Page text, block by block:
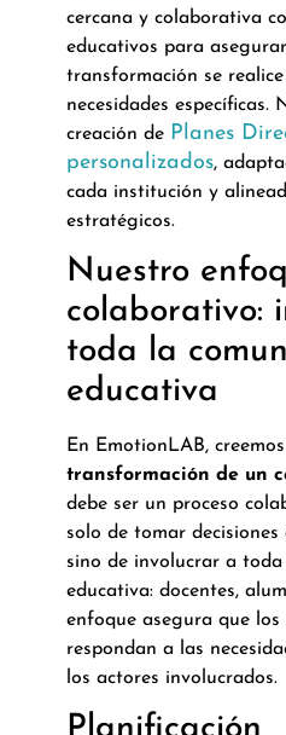
cercana y colaborativa
educativos para
transformación se
necesidades específicas.
creación de Planes
personalizados,
cada institución y
estratégicos.
Nuestro
colaborativo:
toda la
educativa
En EmotionLAB,
transformación de un
debe ser un proceso
solo de tomar decisiones
sino de involucrar a toda
educativa: docentes,
enfoque asegura que los
respondan a las
los actores involucrados.